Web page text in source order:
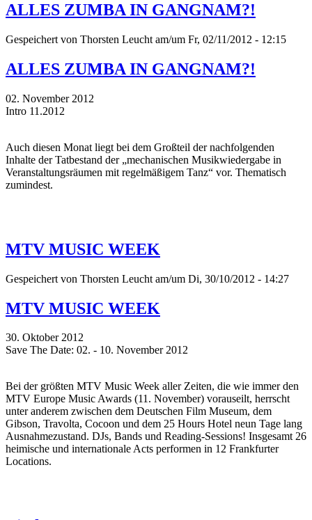
ALLES ZUMBA IN GANGNAM?!
Gespeichert von Thorsten Leucht am/um Fr, 02/11/2012 - 12:15
ALLES ZUMBA IN GANGNAM?!
02. November 2012
Intro 11.2012
Auch diesen Monat liegt bei dem Großteil der nachfolgenden
Inhalte der Tatbestand der „mechanischen Musikwiedergabe in
Veranstaltungsräumen mit regelmäßigem Tanz“ vor. Thematisch
zumindest.
MTV MUSIC WEEK
Gespeichert von Thorsten Leucht am/um Di, 30/10/2012 - 14:27
MTV MUSIC WEEK
30. Oktober 2012
Save The Date: 02. - 10. November 2012
Bei der größten MTV Music Week aller Zeiten, die wie immer den
MTV Europe Music Awards (11. November) vorauseilt, herrscht
unter anderem zwischen dem Deutschen Film Museum, dem
Gibson, Travolta, Cocoon und dem 25 Hours Hotel neun Tage lang
Ausnahmezustand. DJs, Bands und Reading-Sessions! Insgesamt 26
heimische und internationale Acts performen in 12 Frankfurter
Locations.